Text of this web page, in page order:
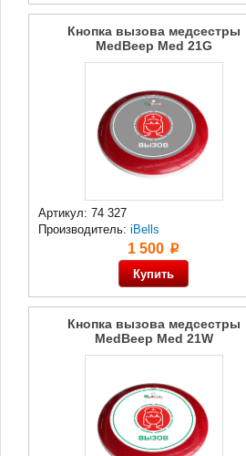
Кнопка вызова медсестры
MedBeep Med 21G
Артикул: 74 327
Производитель: iBells
1 500 p
Кнопка вызова медсестры
MedBeep Med 21W